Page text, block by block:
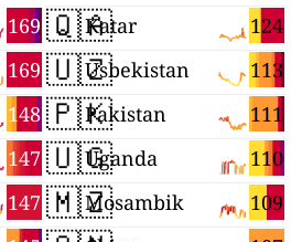
169
169
148
147
147
🇶🇦 124
Katar
🇺🇿 113
Usbekistan
🇵🇰 111
Pakistan
🇺🇬 110
Uganda
🇲🇿 109
Mosambik